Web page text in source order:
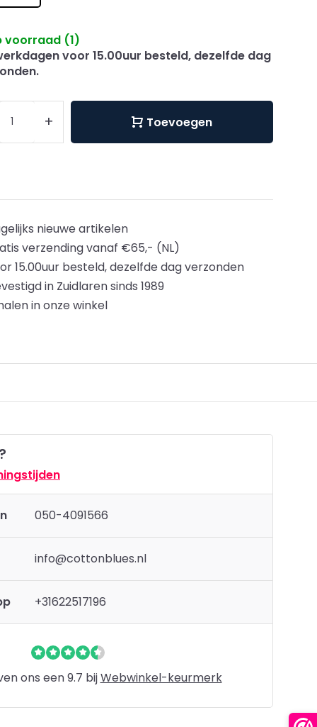
voorraad (1)
voor 15.00uur besteld, dezelfde dag
+ Toevoegen
nieuwe artikelen
verzending vanaf €65,- (NL)
15.00uur besteld, dezelfde dag verzonden
in Zuidlaren sinds 1989
in onze winkel
050-4091566
info@cottonblues.nl
+31622517196
ons een 9.7 bijWebwinkel-keurmerk